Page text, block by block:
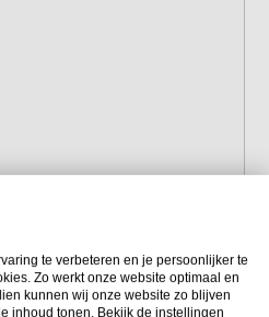
te verbeteren en je persoonlijker te
Zo werkt onze website optimaal en
kunnen wij onze website zo blijven
inhoud tonen. Bekijk de instellingen